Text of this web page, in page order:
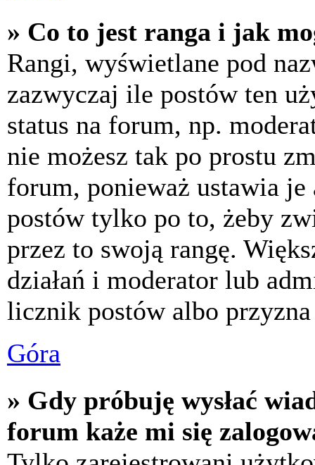
» Co to jest ranga i jak
Rangi, wyświetlane pod
zazwyczaj ile postów ten
status na forum, np.
nie możesz tak po prostu
forum, ponieważ ustawia
postów tylko po to, żeby
przez to swoją rangę.
działań i moderator lub
licznik postów albo
Góra
» Gdy próbuję wysłać
forum każe mi się